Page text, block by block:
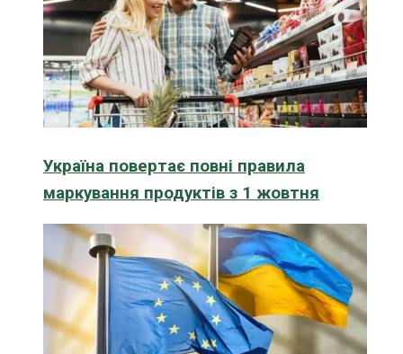
Україна повертає повні правила
маркування продуктів з 1 жовтня